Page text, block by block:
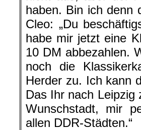
haben. Bin ich denn
Cleo: „Du
habe mir jetzt eine
10 DM abbezahlen.
noch die
Herder zu. Ich kann
Das Ihr nach Leipzig
Wunschstadt, mir
allen DDR-Städten.“